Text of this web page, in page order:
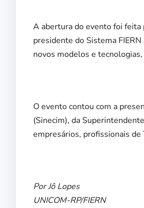
A abertura do evento foi feita
presidente do Sistema
novos modelos e
O evento contou com a
(Sinecim), da
empresários, profissionais de
Por Jô Lopes
UNICOM-RP/FIERN